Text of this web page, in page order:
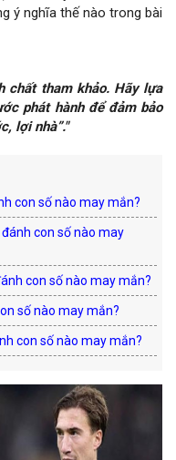
ý nghĩa thế nào trong bài
chất tham khảo. Hãy lựa
phát hành để đảm bảo
lợi nhà”."
con số nào may mắn?
con số nào may
con số nào may mắn?
số nào may mắn?
con số nào may mắn?